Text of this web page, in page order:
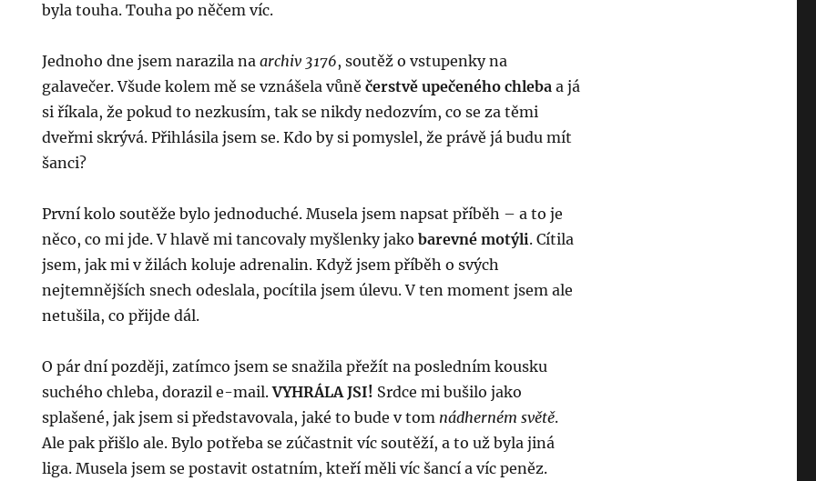
byla touha. Touha po něčem víc.
Jednoho dne jsem narazila naarchiv 3176, soutěž o vstupenky na
galavečer. Všude kolem mě se vznášela vůněčerstvě upečeného chleba a já
si říkala, že pokud to nezkusím, tak se nikdy nedozvím, co se za těmi
dveřmi skrývá. Přihlásila jsem se. Kdo by si pomyslel, že právě já budu mít
šanci?
První kolo soutěže bylo jednoduché. Musela jsem napsat příběh – a to je
něco, co mi jde. V hlavě mi tancovaly myšlenky jakobarevné motýli. Cítila
jsem, jak mi v žilách koluje adrenalin. Když jsem příběh o svých
nejtemnějších snech odeslala, pocítila jsem úlevu. V ten moment jsem ale
netušila, co přijde dál.
O pár dní později, zatímco jsem se snažila přežít na posledním kousku
suchého chleba, dorazil e-mail.VYHRÁLA JSI! Srdce mi bušilo jako
splašené, jak jsem si představovala, jaké to bude v tom nádherném světě.
Ale pak přišlo ale. Bylo potřeba se zúčastnit víc soutěží, a to už byla jiná
liga. Musela jsem se postavit ostatním, kteří měli víc šancí a víc peněz.